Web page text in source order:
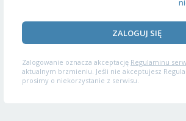
ZALOGUJ SIĘ
Zalogowanie oznacza akceptację Regulaminu
aktualnym brzmieniu. Jeśli nie akceptujesz
prosimy o niekorzystanie z serwisu.